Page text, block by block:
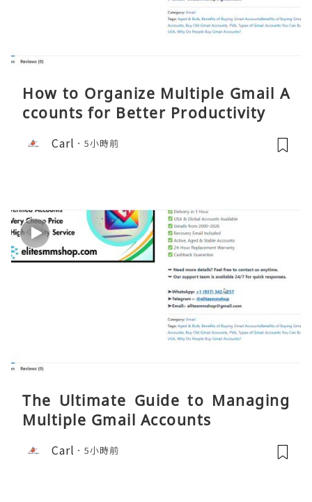
How to Organize Multiple Gmail A
ccounts for Better Productivity
Carl 5小時前
The Ultimate Guide to Managing
Multiple Gmail Accounts
Carl 5小時前